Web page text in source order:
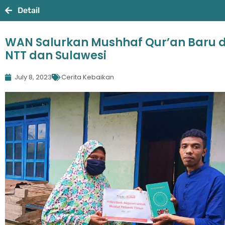
Detail
WAN Salurkan Mushhaf Qur’an Baru
NTT dan Sulawesi
July 8, 2023 Cerita Kebaikan